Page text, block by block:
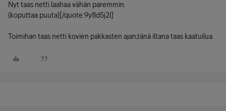
Nyt taas netti laahaa vähän paremmin.
(koputtaa puuta)[/quote:9y8d5j2l]
Toimihan taas netti kovien pakkasten ajan,tänä iltana taas kaatuilua.